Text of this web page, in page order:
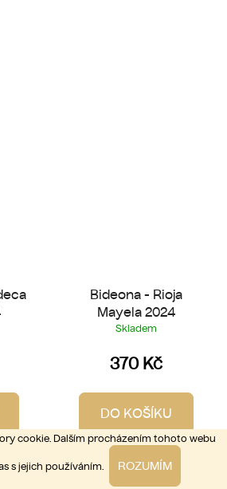
cookie. Dalším procházením tohoto webu
s jejich používáním. ROZUMÍM
Bideona - Rioja
Mayela 2024
Skladem
370 Kč
DO KOŠÍKU
Rioja | červené, suché |